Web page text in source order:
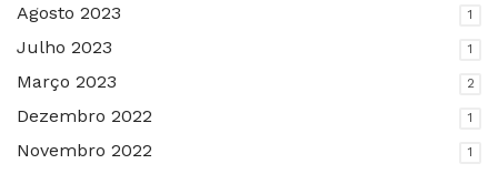
Agosto 2023 1
Julho 2023 1
Março 2023 2
Dezembro 2022 1
Novembro 2022 1